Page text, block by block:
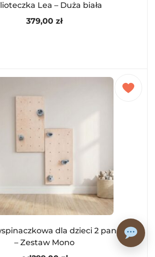
Lea – Duża biała
379,00 zł
dla dzieci 2 panele
– Zestaw Mono